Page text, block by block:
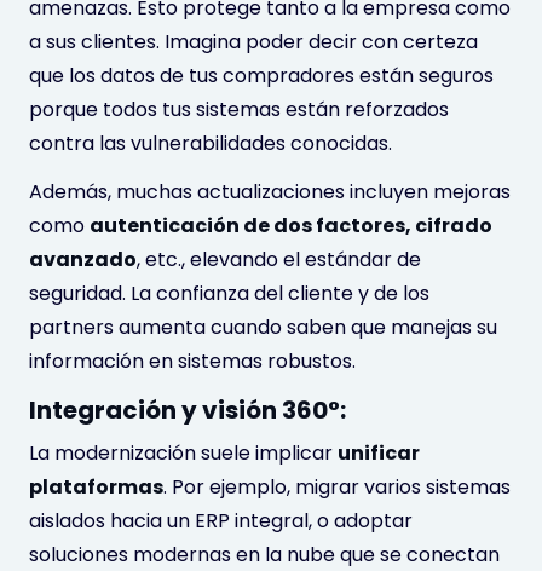
amenazas. Esto protege tanto a la empresa como
a sus clientes. Imagina poder decir con certeza
que los datos de tus compradores están seguros
porque todos tus sistemas están reforzados
contra las vulnerabilidades conocidas.
Además, muchas actualizaciones incluyen mejoras
como autenticación de dos factores, cifrado
avanzado, etc., elevando el estándar de
seguridad. La confianza del cliente y de los
partners aumenta cuando saben que manejas su
información en sistemas robustos.
Integración y visión 360°:
La modernización suele implicar unificar
plataformas. Por ejemplo, migrar varios sistemas
aislados hacia un ERP integral, o adoptar
soluciones modernas en la nube que se conectan